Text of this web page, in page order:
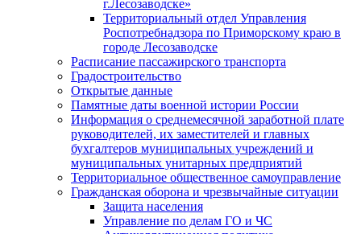
г.Лесозаводске»
Территориальный отдел Управления
Роспотребнадзора по Приморскому краю в
городе Лесозаводске
Расписание пассажирского транспорта
Градостроительство
Открытые данные
Памятные даты военной истории России
Информация о среднемесячной заработной плате
руководителей, их заместителей и главных
бухгалтеров муниципальных учреждений и
муниципальных унитарных предприятий
Территориальное общественное самоуправление
Гражданская оборона и чрезвычайные ситуации
Защита населения
Управление по делам ГО и ЧС